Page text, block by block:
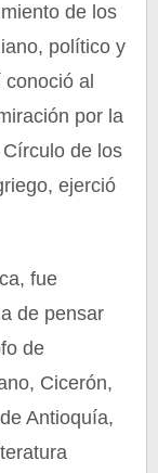
de los
político y
al
por la
de los
ejerció
fue
de pensar
de
Cicerón,
Antioquía,